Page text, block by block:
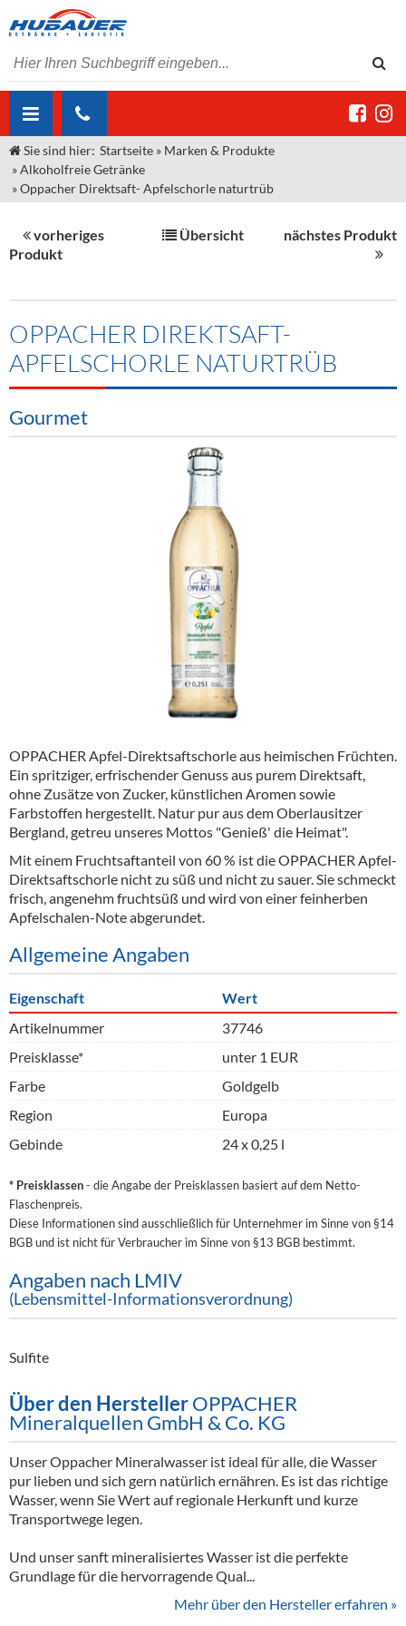
ÜBER UNS
Jobs
Unser Liefergebiet
Unser Team
Kontakt
AKTUELLES
Angebote Gastronomie & Großhandel
Gastronomie
Großhandel
Innovation - Die Neue Art des Bierzapfens
"DroughtMaster"
Neuigkeiten
Termine
MARKEN & PRODUKTE
Weine & Schaumwein
Sirup
Spirituosen
Bier
Alkoholfreie Getränke
Hygieneartikel & Desinfektion
Kommisionskauf & Lieferbedingungen
Fremddienstleistungen
Sie sind hier: Startseite » Marken & Produkte
»Alkoholfreie Getränke
»Oppacher Direktsaft- Apfelschorle naturtrüb
vorheriges
Produkt
Übersicht nächstes Produkt
OPPACHER DIREKTSAFT-
APFELSCHORLE NATURTRÜB
Gourmet
OPPACHER Apfel-Direktsaftschorle aus heimischen Früchten.
Ein spritziger, erfrischender Genuss aus purem Direktsaft,
ohne Zusätze von Zucker, künstlichen Aromen sowie
Farbstoffen hergestellt. Natur pur aus dem Oberlausitzer
Bergland, getreu unseres Mottos "Genieß' die Heimat".
Mit einem Fruchtsaftanteil von 60 % ist die OPPACHER Apfel-
Direktsaftschorle nicht zu süß und nicht zu sauer. Sie schmeckt
frisch, angenehm fruchtsüß und wird von einer feinherben
Apfelschalen-Note abgerundet.
Allgemeine Angaben
Eigenschaft
Wert
Artikelnummer
37746
Preisklasse*
unter 1 EUR
Farbe
Goldgelb
Region
Europa
Gebinde
24 x 0,25 l
* Preisklassen- die Angabe der Preisklassen basiert auf dem Netto-
Flaschenpreis.
Diese Informationen sind ausschließlich für Unternehmer im Sinne von §14
BGB und ist nicht für Verbraucher im Sinne von §13 BGB bestimmt.
Angaben nach LMIV
(Lebensmittel-Informationsverordnung)
Sulfite
Über den HerstellerOPPACHER
Mineralquellen GmbH & Co. KG
Unser Oppacher Mineralwasser ist ideal für alle, die Wasser
pur lieben und sich gern natürlich ernähren. Es ist das richtige
Wasser, wenn Sie Wert auf regionale Herkunft und kurze
Transportwege legen.
Und unser sanft mineralisiertes Wasser ist die perfekte
Grundlage für die hervorragende Qual...
Mehr über den Hersteller erfahren »